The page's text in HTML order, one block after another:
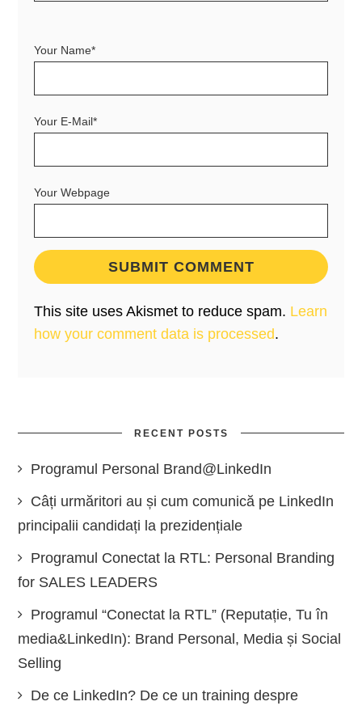
Your Name*
Your E-Mail*
Your Webpage
This site uses Akismet to reduce spam. Learn
how your comment data is processed.
RECENT POSTS
Programul Personal Brand@LinkedIn
Câți urmăritori au și cum comunică pe LinkedIn
principalii candidați la prezidențiale
Programul Conectat la RTL: Personal Branding
for SALES LEADERS
Programul “Conectat la RTL” (Reputație, Tu în
media&LinkedIn): Brand Personal, Media și Social
Selling
De ce LinkedIn? De ce un training despre